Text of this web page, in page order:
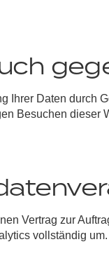
Ihrer Daten durch
Besuchen dieser
Vertrag zur
vollständig um.